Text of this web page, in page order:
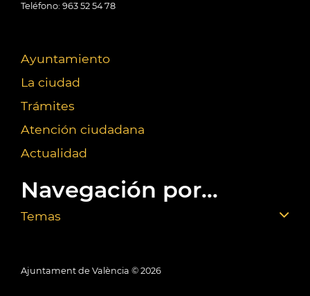
Teléfono: 963 52 54 78
Ayuntamiento
La ciudad
Trámites
Atención ciudadana
Actualidad
Navegación por...
Temas
Ajuntament de València © 2026